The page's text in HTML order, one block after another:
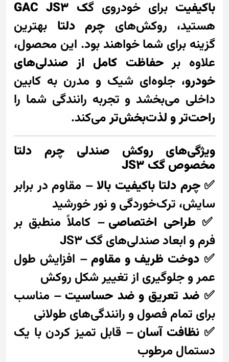
باکیفیت برای خودروی گک GAC JS3
هستید، روکش‌های چرم دلتا بهترین
گزینه برای شما خواهند بود. این محصول،
علاوه برحفاظت کامل از صندلی‌های
خودرو، جلوه‌ای شیک و مدرن به کابین
داخلی می‌بخشد و تجربه رانندگی شما را
راحت‌تر و لذت‌بخش‌ترمی‌کند.
ویژگی‌های روکش صندلی چرم دلتا
مخصوص گک JS3
✅چرم دلتا باکیفیت بالا – مقاوم در برابر
سایش، ترک‌خوردگی و نور خورشید
✅ طراحی اختصاصی – کاملاً منطبق بر
فرم و ابعاد صندلی‌های گک JS3
✅ دوخت ظریف و مقاوم– افزایش طول
عمر و جلوگیری از تغییر شکل روکش
✅ ضد تعریق و ضد حساسیت – مناسب
برای تمام فصول و رانندگی‌های طولانی
✅ نظافت آسان – قابل تمیز کردن با یک
دستمال مرطوب